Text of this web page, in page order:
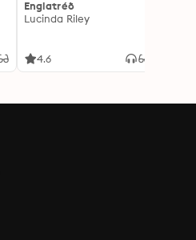
Englatréð
Lucinda Riley
4.6